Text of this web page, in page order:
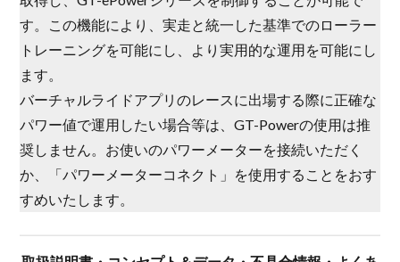
す。この機能により、実走と統一した基準でのローラー
トレーニングを可能にし、より実用的な運用を可能にし
ます。
バーチャルライドアプリのレースに出場する際に正確な
パワー値で運用したい場合等は、GT-Powerの使用は推
奨しません。お使いのパワーメーターを接続いただく
か、「パワーメーターコネクト」を使用することをおす
すめいたします。